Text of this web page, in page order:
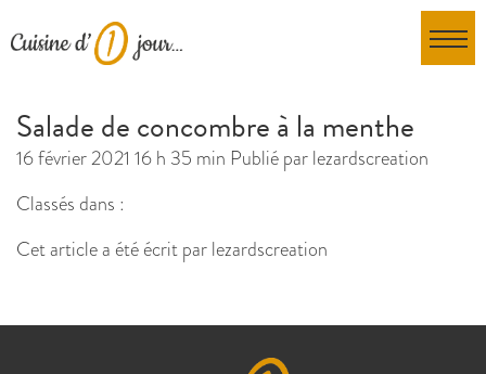
Salade de concombre à la menthe
16 février 2021 16 h 35 min Publié parlezardscreation
Classés dans :
Cet article a été écrit par lezardscreation